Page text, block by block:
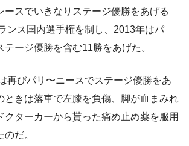
ースでいきなりステージ優勝をあげる
ンス国内選手権を制し、2013年はパ
テージ優勝を含む11勝をあげた。
再びパリ〜ニースでステージ優勝をあ
ときは落車で左膝を負傷、脚が血まみれ
クターカーから貰った痛め止め薬を服用
だ。